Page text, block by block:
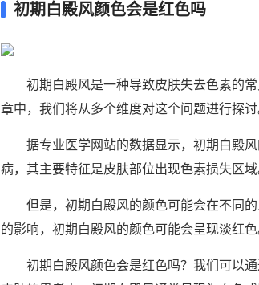
初期白殿风颜色会是红色吗
初期白殿风是一种导致皮肤失去色素的常
章中，我们将从多个维度对这个问题进行探讨
据专业医学网站的数据显示，初期白殿风
病，其主要特征是皮肤部位出现色素损失区
但是，初期白殿风的颜色可能会在不同的
的影响，初期白殿风的颜色可能会呈现淡红
初期白殿风颜色会是红色吗？我们可以通